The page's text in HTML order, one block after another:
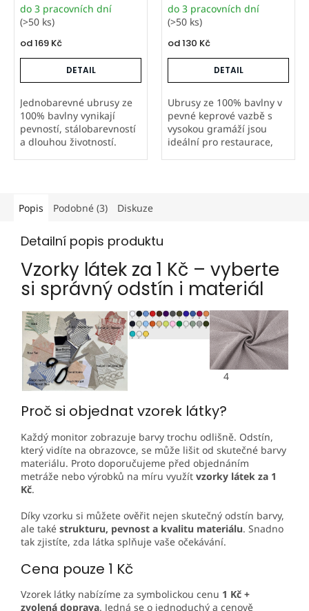
do 3 pracovních dní
(>50 ks)
od169 Kč
DETAIL
Jednobarevné ubrusy ze
100% bavlny vynikají
pevností, stálobarevností
a dlouhou životností.
na...
do 3 pracovních dní
(>50 ks)
od130 Kč
DETAIL
Ubrusy ze 100% bavlny v
pevné keprové vazbě s
vysokou gramáží jsou
ideální pro restaurace,
Popis Podobné (3) Diskuze
Detailní popis produktu
Vzorky látek za 1 Kč – vyberte
si správný odstín i materiál
4
Proč si objednat vzorek látky?
Každý monitor zobrazuje barvy trochu odlišně. Odstín,
který vidíte na obrazovce, se může lišit od skutečné barvy
materiálu. Proto doporučujeme před objednáním
metráže nebo výrobků na míru využít vzorky látek za 1
Kč.
Díky vzorku si můžete ověřit nejen skutečný odstín barvy,
ale také strukturu, pevnost a kvalitu materiálu. Snadno
tak zjistíte, zda látka splňuje vaše očekávání.
Cena pouze 1 Kč
Vzorek látky nabízíme za symbolickou cenu 1 Kč +
zvolená doprava. Jedná se o jednoduchý a cenově